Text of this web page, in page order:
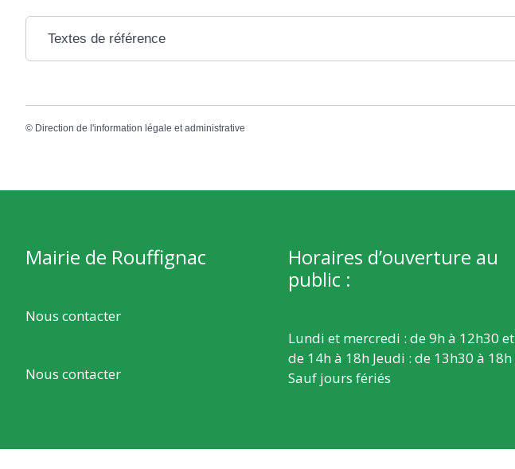
Textes de référence
© Direction de l'information légale et administrative
Mairie de Rouffignac
Nous contacter
Nous contacter
Horaires d’ouverture au
public :
Lundi et mercredi : de 9h à 12h30 et
de 14h à 18h Jeudi : de 13h30 à 18h
Sauf jours fériés